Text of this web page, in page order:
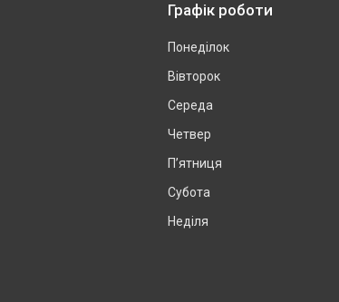
Графік роботи
Понеділок
Вівторок
Середа
Четвер
Пʼятниця
Субота
Неділя